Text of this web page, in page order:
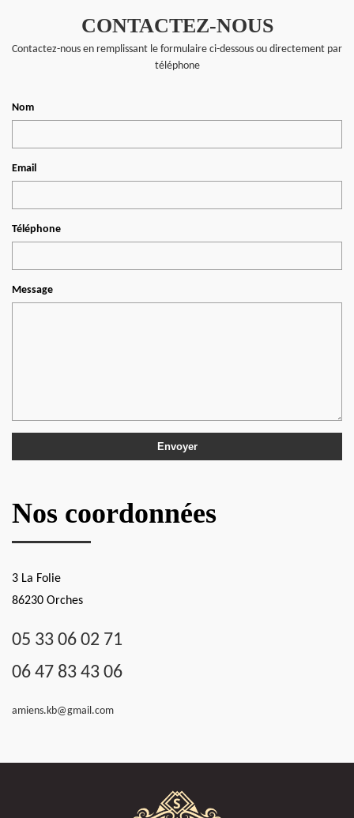
CONTACTEZ-NOUS
Contactez-nous en remplissant le formulaire ci-dessous ou directement par
téléphone
Nom
Email
Téléphone
Message
Nos coordonnées
3 La Folie
86230 Orches
05 33 06 02 71
06 47 83 43 06
amiens.kb@gmail.com